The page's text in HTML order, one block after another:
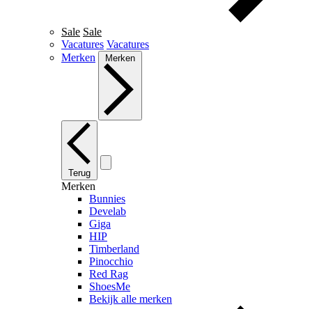
Sale Sale
Vacatures Vacatures
Merken
Merken
Terug
Merken
Bunnies
Develab
Giga
HIP
Timberland
Pinocchio
Red Rag
ShoesMe
Bekijk alle merken